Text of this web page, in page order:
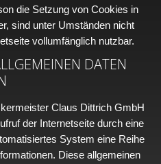
die Setzung von Cookies in
sind unter Umständen nicht
vollumfänglich nutzbar.
DATEN
Claus Dittrich GmbH
der Internetseite durch eine
System eine Reihe
Diese allgemeinen